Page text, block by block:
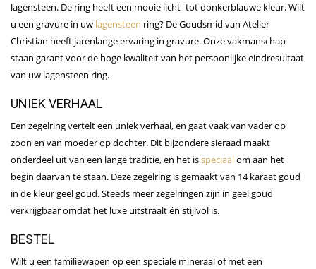
lagensteen. De ring heeft een mooie licht- tot donkerblauwe kleur. Wilt
u een gravure in uw lagensteen ring? De Goudsmid van Atelier
Christian heeft jarenlange ervaring in gravure. Onze vakmanschap
staan garant voor de hoge kwaliteit van het persoonlijke eindresultaat
van uw lagensteen ring.
UNIEK VERHAAL
Een zegelring vertelt een uniek verhaal, en gaat vaak van vader op
zoon en van moeder op dochter. Dit bijzondere sieraad maakt
onderdeel uit van een lange traditie, en het isspeciaalom aan het
begin daarvan te staan. Deze zegelring is gemaakt van 14 karaat goud
in de kleur geel goud. Steeds meer zegelringen zijn in geel goud
verkrijgbaar omdat het luxe uitstraalt én stijlvol is.
BESTEL
Wilt u een familiewapen op een speciale mineraal of met een